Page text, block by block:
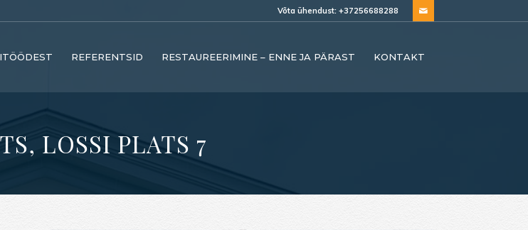
Võta ühendust: +37256688288
REFERENTSID RESTAUREERIMINE – ENNE JA PÄRAST KONTAKT
LOSSI PLATS 7